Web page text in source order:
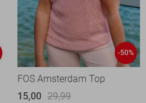
-50%
FOS Amsterdam Top
15,00 29,99